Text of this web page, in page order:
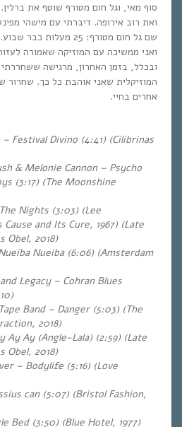
סוף מאי, וגל חום מטורף שוטף את
ואת רוב אירופה. דיברתי עם מישהי
שם גל חום מטורף: 25 מעלות כבר שבוע. (כותבת ומחייכת).
ואני ממשיכה עם המוזיקה שאמורה
ובכלל, בזמן האחרון, מרגישה
המוזיקלית שאני אוהבת כל כך. שחרור
אחרים בחיי.
Festival Divino (4:41) (Cilibrinas
& Melonie Cannon – Psycho
(3:17) (The Moonshine
Nights (3:03) (Lee
and Its Cure, 1967) (Late
Obel, 2018)
Nueiba (6:06) (Amsterdam
Legacy – Cohran Blues
Band – Danger (5:03) (The
2018)
Ay Ay (Angle-Lala) (2:59) (Late
Obel, 2018)
– Bodylife (5:16) (Love
can (5:07) (Bristol Fashion,
Bed (3:50) (Blue Hotel, 1977)